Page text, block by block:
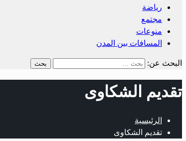
رياضة
مجتمع
منوعات
المسافات بين المدن
البحث عن:
تقديم الشكاوى
الرئيسية
تقديم الشكاوى